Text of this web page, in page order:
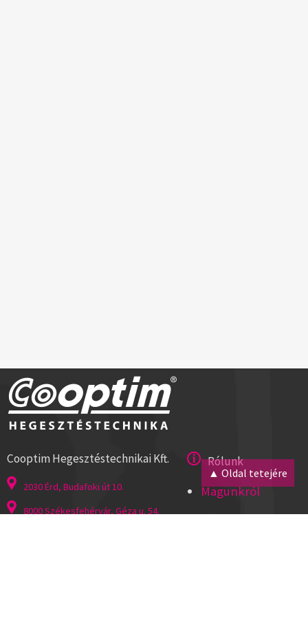
▲ Oldal tetejére
Cooptim Hegesztéstechnikai Kft.
2030 Érd, Budafoki út 10.
8000 Székesfehérvár, Géza u. 54.
Rólunk
Magunkról
Kapcsolat